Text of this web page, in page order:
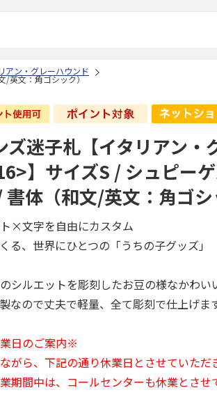
アン・グレーハウンド
/英文：角ゴシック）
ズ迷子札【イタリアン・
】サイズS / シュピー
書体（和文/英文：角ゴシ
×文字を自由にカスタム
る、世界にひとつの「うちの子グッズ」
シルエットを彫刻したお豆の様なかわい
なので丈夫で軽量、全て彫刻で仕上げます
日のご案内※
がら、下記の通り休業日とさせていただ
期間中は、コールセンターも休業とさせ